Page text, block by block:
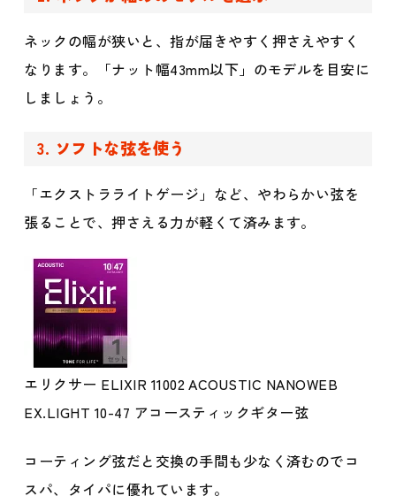
ネックの幅が狭いと、指が届きやすく押さえやすく
なります。「ナット幅43mm以下」のモデルを目安に
しましょう。
3. ソフトな弦を使う
「エクストラライトゲージ」など、やわらかい弦を
張ることで、押さえる力が軽くて済みます。
エリクサー ELIXIR 11002 ACOUSTIC NANOWEB
EX.LIGHT 10-47 アコースティックギター弦
コーティング弦だと交換の手間も少なく済むのでコ
スパ、タイパに優れています。